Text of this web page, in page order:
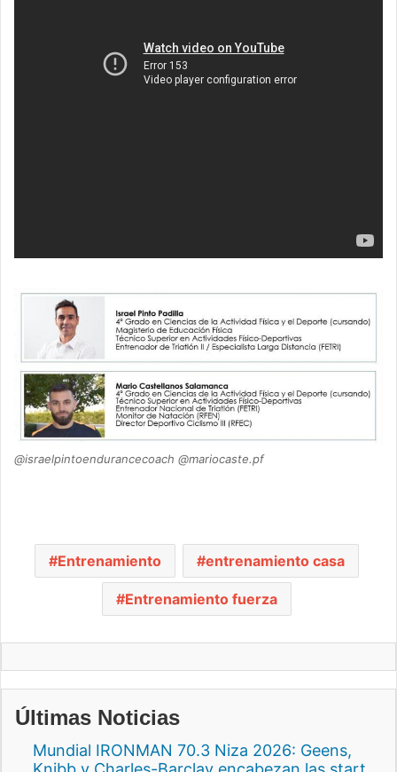
@israelpintoendurancecoach @mariocaste.pf
Entrenamiento entrenamiento casa
Entrenamiento fuerza
Últimas Noticias
Mundial IRONMAN 70.3 Niza 2026: Geens,